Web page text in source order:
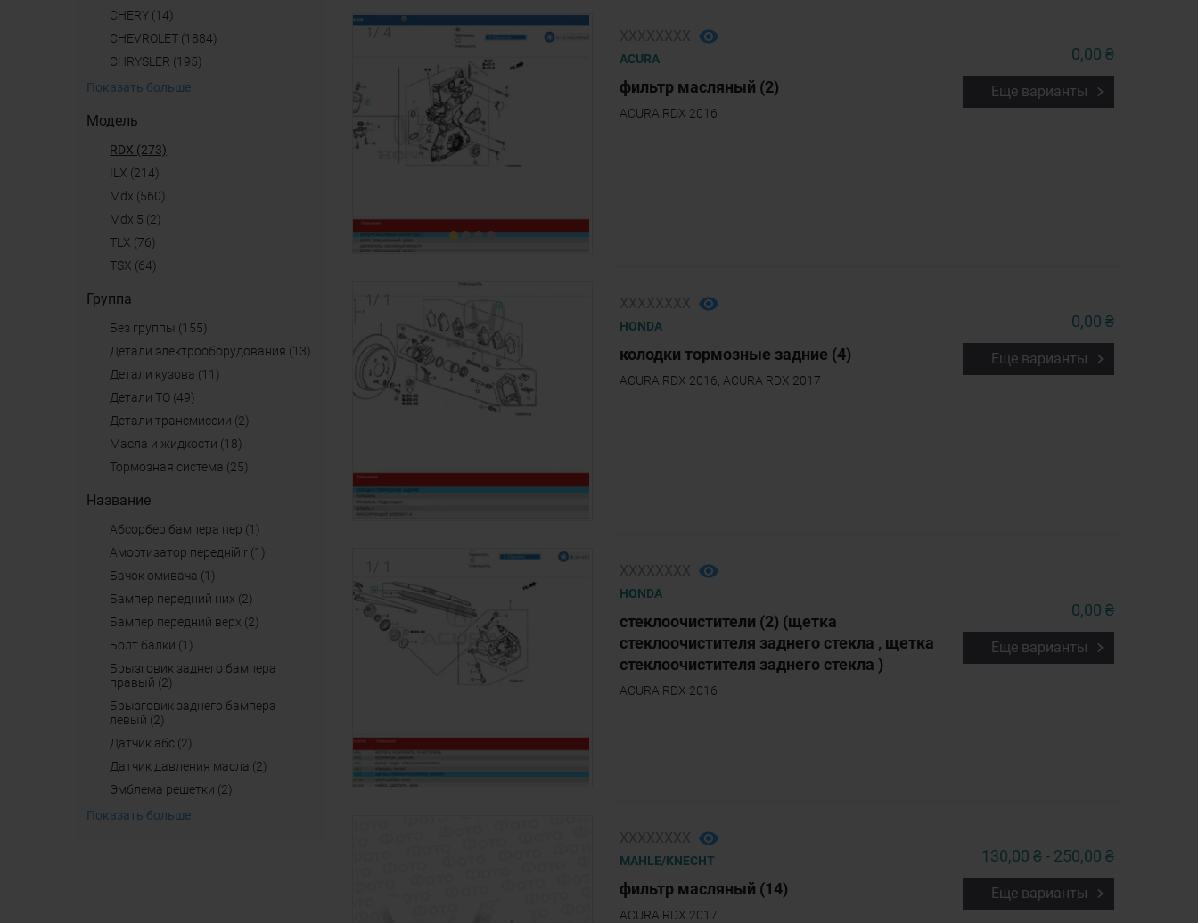
CHERY (14)
CHEVROLET (1884)
CHRYSLER (195)
Показать больше
Модель
RDX (273)
ILX (214)
mdx (560)
mdx 5 (2)
TLX (76)
TSX (64)
Группа
Без группы (155)
детали электрооборудования (13)
детали кузова (11)
детали ТО (49)
детали трансмиссии (2)
масла и жидкости (18)
тормозная система (25)
Название
абсорбер бампера пер (1)
амортизатор передній r (1)
бачок омивача (1)
бампер передний них (2)
бампер передний верх (2)
болт балки (1)
брызговик заднего бампера
правый (2)
брызговик заднего бампера
левый (2)
датчик абс (2)
датчик давления масла (2)
эмблема решетки (2)
Показать больше
ACURA
фильтр масляный (2)
ACURA RDX 2016
0,00 ₴
Еще варианты
HONDA
колодки тормозные задние (4)
ACURA RDX 2016, ACURA RDX 2017
0,00 ₴
Еще варианты
HONDA
стеклоочистители (2) (щетка
стеклоочистителя заднего стекла , щетка
стеклоочистителя заднего стекла )
ACURA RDX 2016
0,00 ₴
Еще варианты
MAHLE/KNECHT
фильтр масляный (14)
ACURA RDX 2017
130,00 ₴ - 250,00 ₴
Еще варианты